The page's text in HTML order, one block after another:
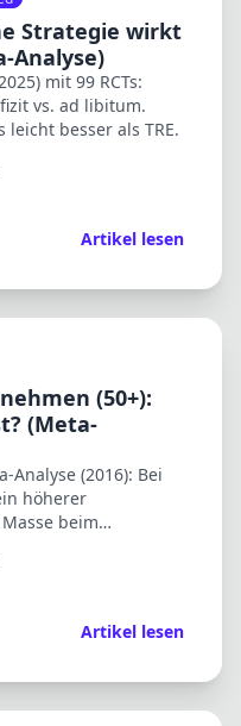
Strategie wirkt
Analyse)
mit 99 RCTs:
vs. ad libitum.
leicht besser als TRE.
Artikel lesen
(50+):
(Meta-
Analyse (2016): Bei
höherer
beim
Artikel lesen